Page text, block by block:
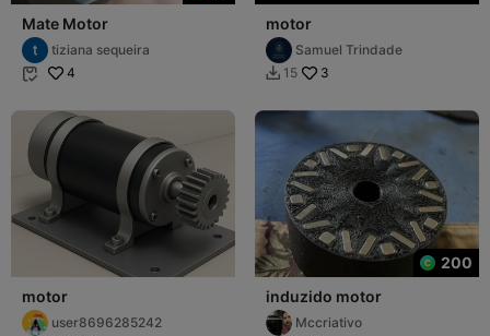
Mate Motor
tiziana sequeira
 4
motor
Samuel Trindade
 15 3
motor
user8696285242
200
induzido motor
Mccriativo